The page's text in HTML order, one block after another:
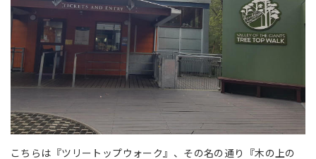
こちらは『ツリートップウォーク』、その名の通り『木の上の